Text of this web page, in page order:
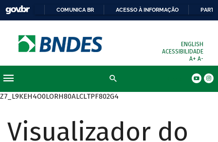
COMUNICA BR ACESSO À INFORMAÇÃO
ENGLISH
ACESSIBILIDADE
A+ A-
Z7_L9KEH4O0LORH80ALCLTPF802G4
Visualizador do